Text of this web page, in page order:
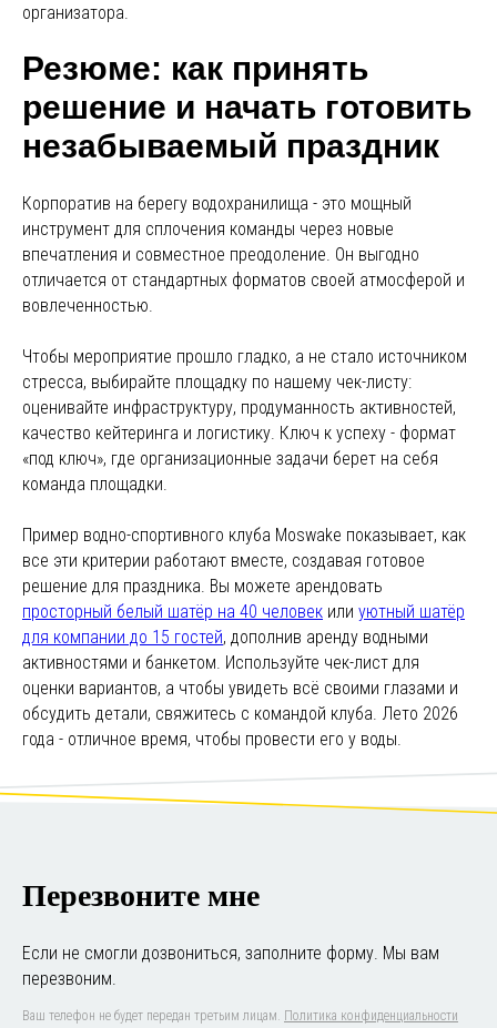
организатора.
Резюме: как принять
решение и начать готовить
незабываемый праздник
Корпоратив на берегу водохранилища - это мощный
инструмент для сплочения команды через новые
впечатления и совместное преодоление. Он выгодно
отличается от стандартных форматов своей атмосферой и
вовлеченностью.
Чтобы мероприятие прошло гладко, а не стало источником
стресса, выбирайте площадку по нашему чек-листу:
оценивайте инфраструктуру, продуманность активностей,
качество кейтеринга и логистику. Ключ к успеху - формат
«под ключ», где организационные задачи берет на себя
команда площадки.
Пример водно-спортивного клуба Moswake показывает, как
все эти критерии работают вместе, создавая готовое
решение для праздника. Вы можете арендовать
просторный белый шатёр на 40 человек или уютный шатёр
для компании до 15 гостей, дополнив аренду водными
активностями и банкетом. Используйте чек-лист для
оценки вариантов, а чтобы увидеть всё своими глазами и
обсудить детали, свяжитесь с командой клуба. Лето 2026
года - отличное время, чтобы провести его у воды.
Перезвоните мне
Если не смогли дозвониться, заполните форму. Мы вам
перезвоним.
Ваш телефон не будет передан третьим лицам. Политика конфиденциальности